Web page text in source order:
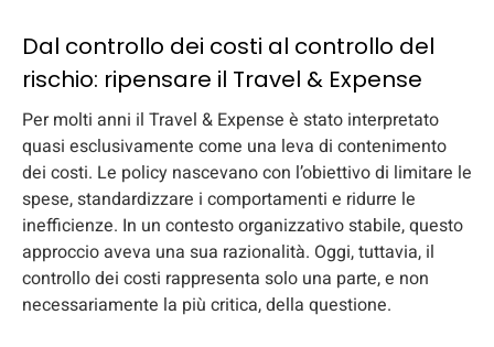
Dal controllo dei costi al controllo del
rischio: ripensare il Travel & Expense
Per molti anni il Travel & Expense è stato interpretato
quasi esclusivamente come una leva di contenimento
dei costi. Le policy nascevano con l’obiettivo di limitare le
spese, standardizzare i comportamenti e ridurre le
inefficienze. In un contesto organizzativo stabile, questo
approccio aveva una sua razionalità. Oggi, tuttavia, il
controllo dei costi rappresenta solo una parte, e non
necessariamente la più critica, della questione.